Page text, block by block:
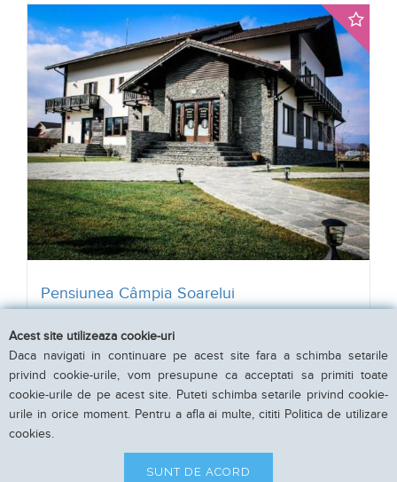
Acest site utilizeaza cookie-uri
Daca navigati in continuare pe acest site fara a schimba setarile
privind cookie-urile, vom presupune ca acceptati sa primiti toate
cookie-urile de pe acest site. Puteti schimba setarile privind cookie-
urile in orice moment. Pentru a afla ai multe, cititi Politica de utilizare
cookies.
SUNT DE ACORD
Pensiunea Câmpia Soarelui
6 camere pentru 12 persoane
de la